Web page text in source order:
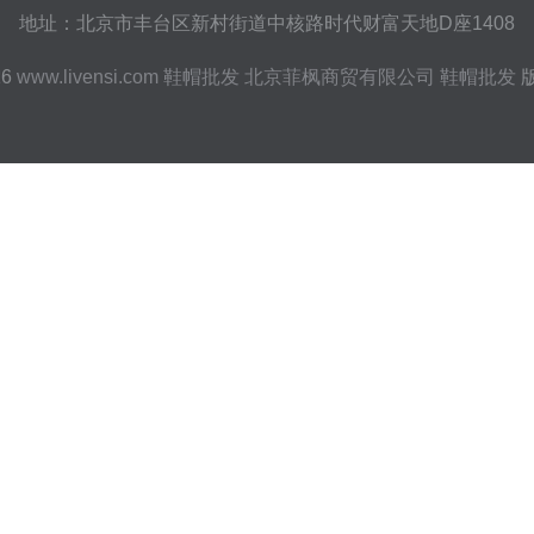
地址：北京市丰台区新村街道中核路时代财富天地D座1408
www.livensi.com 鞋帽批发 北京菲枫商贸有限公司 鞋帽批发